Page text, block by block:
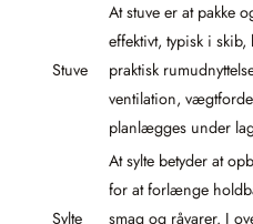
Stuve
At stuve er at pakke
effektivt, typisk i
praktisk
ventilation,
planlægges under
Sylte
At sylte betyder at
for at forlænge
smag og råvarer. I